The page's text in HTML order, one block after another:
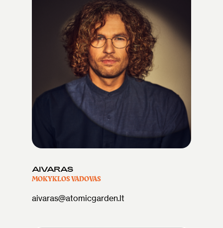
AIVARAS
MOKYKLOS VADOVAS
aivaras@atomicgarden.lt